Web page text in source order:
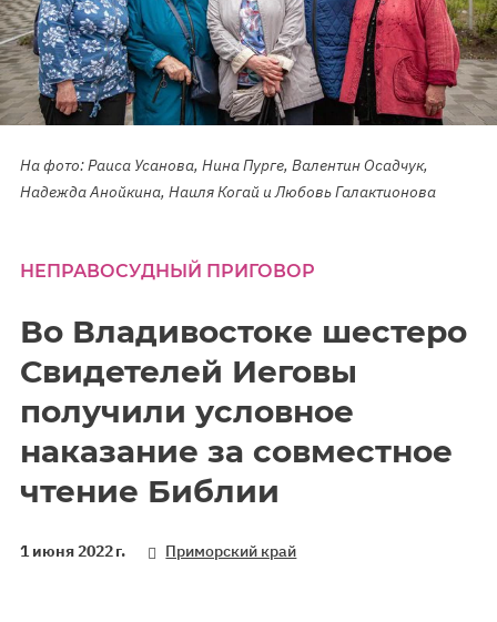
На фото: Раиса Усанова, Нина Пурге, Валентин Осадчук,
Надежда Анойкина, Наиля Когай и Любовь Галактионова
НЕПРАВОСУДНЫЙ ПРИГОВОР
Во Владивостоке шестеро
Свидетелей Иеговы
получили условное
наказание за совместное
чтение Библии
1 июня 2022 г. Приморский край